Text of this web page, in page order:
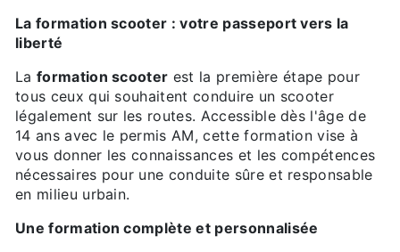
La formation scooter : votre passeport vers la
liberté
La formation scooter est la première étape pour
tous ceux qui souhaitent conduire un scooter
légalement sur les routes. Accessible dès l'âge de
14 ans avec le permis AM, cette formation vise à
vous donner les connaissances et les compétences
nécessaires pour une conduite sûre et responsable
en milieu urbain.
Une formation complète et personnalisée